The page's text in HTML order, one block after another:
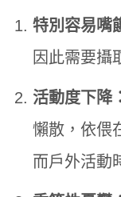
特別容易嘴
因此需要攝
活動度下降
懶散，依偎
而戶外活動